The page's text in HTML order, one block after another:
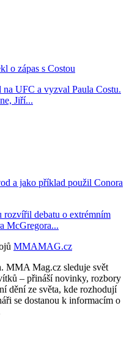
o zápas s Costou
UFC a vyzval Paula Costu.
Jiří...
a jako příklad použil Conora
debatu o extrémním
McGregora...
MMAMAG.cz
MMA Mag.cz sleduje svět
– přináší novinky, rozbory
dění ze světa, kde rozhodují
se dostanou k informacím o